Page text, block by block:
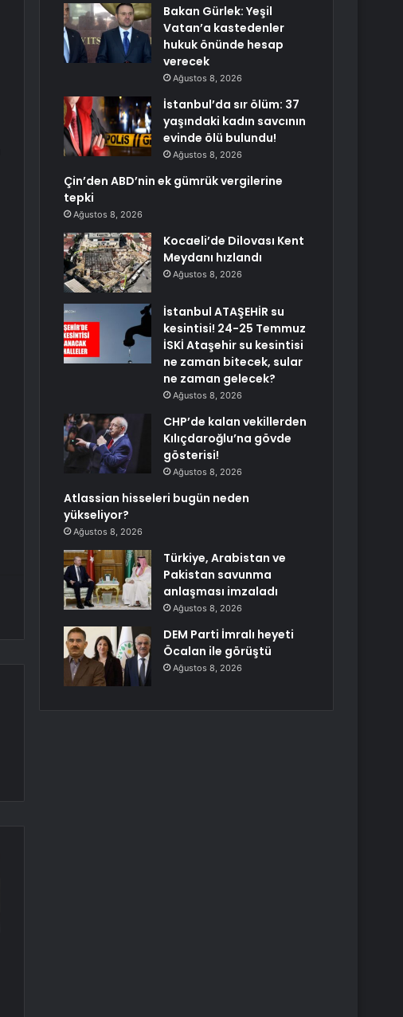
Bakan Gürlek: Yeşil
Vatan’a kastedenler
hukuk önünde hesap
verecek
Ağustos 8, 2026
İstanbul’da sır ölüm: 37
yaşındaki kadın savcının
evinde ölü bulundu!
Ağustos 8, 2026
Çin’den ABD’nin ek gümrük vergilerine
tepki
Ağustos 8, 2026
Kocaeli’de Dilovası Kent
Meydanı hızlandı
Ağustos 8, 2026
İstanbul ATAŞEHİR su
kesintisi! 24-25 Temmuz
İSKİ Ataşehir su kesintisi
ne zaman bitecek, sular
ne zaman gelecek?
Ağustos 8, 2026
CHP’de kalan vekillerden
Kılıçdaroğlu’na gövde
gösterisi!
Ağustos 8, 2026
Atlassian hisseleri bugün neden
yükseliyor?
Ağustos 8, 2026
Türkiye, Arabistan ve
Pakistan savunma
anlaşması imzaladı
Ağustos 8, 2026
DEM Parti İmralı heyeti
Öcalan ile görüştü
Ağustos 8, 2026